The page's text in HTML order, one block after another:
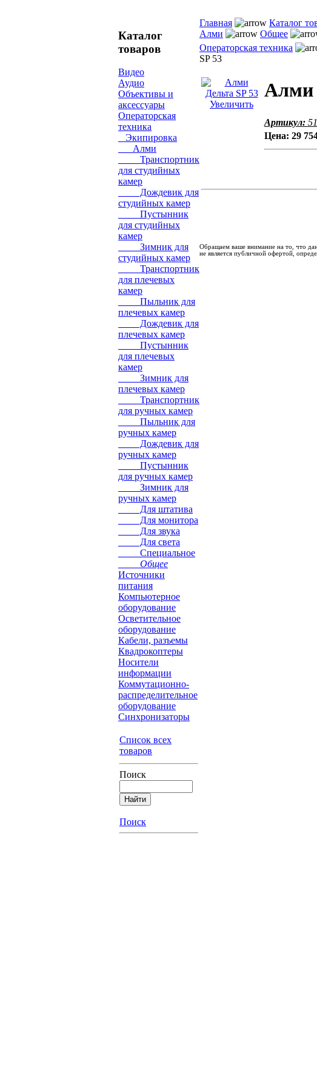
Каталог
товаров
Видео
Аудио
Объективы и
аксессуары
Операторская
техника
Экипировка
Алми
Транспортник
для студийных
камер
Дождевик для
студийных камер
Пустынник
для студийных
камер
Зимник для
студийных камер
Транспортник
для плечевых
камер
Пыльник для
плечевых камер
Дождевик для
плечевых камер
Пустынник
для плечевых
камер
Зимник для
плечевых камер
Транспортник
для ручных камер
Пыльник для
ручных камер
Дождевик для
ручных камер
Пустынник
для ручных камер
Зимник для
ручных камер
Для штатива
Для монитора
Для звука
Для света
Специальное
Общее
Источники
питания
Компьютерное
оборудование
Осветительное
оборудование
Кабели, разъемы
Квадрокоптеры
Носители
информации
Коммутационно-
распределительное
оборудование
Синхронизаторы
Список всех
товаров
Поиск
Поиск
Главная Каталог
Алми
Общее
Операторская техника
SP 53
Увеличить
Алми
Артикул:
Цена: 29
Обращаем ваше внимание на то, что
не является публичной офертой,